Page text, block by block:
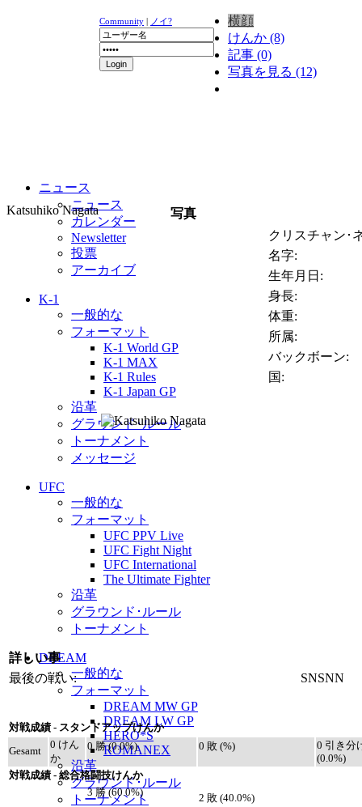
Community | ノイ?
ニュース
ニュース
カレンダー
Newsletter
投票
アーカイブ
K-1
一般的な
フォーマット
K-1 World GP
K-1 MAX
K-1 Rules
K-1 Japan GP
沿革
グラウンド･ルール
トーナメント
メッセージ
UFC
一般的な
フォーマット
UFC PPV Live
UFC Fight Night
UFC International
The Ultimate Fighter
沿革
グラウンド･ルール
トーナメント
DREAM
一般的な
フォーマット
DREAM MW GP
DREAM LW GP
HERO*S
ROMANEX
沿革
グラウンド･ルール
トーナメント
横顔
けんか (8)
記事 (0)
写真を見る (12)
Katsuhiko Nagata
写真
クリスチャン･
名字:
生年月日:
身長:
体重:
所属:
バックボーン:
国:
詳しい事
最後の戦い:
SNSNN
対戦成績 - スタンドアップけんか
Gesamt
0 けん
か
0 勝 (0.0%) 0 敗 (%)
0 引き分
(0.0%)
対戦成績 - 総合格闘技けんか
3 勝 (60.0%) 2 敗 (40.0%)